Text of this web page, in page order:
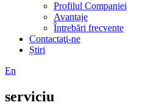
Profilul Companiei
Avantaje
Întrebări frecvente
Contactaţi-ne
Știri
En
serviciu